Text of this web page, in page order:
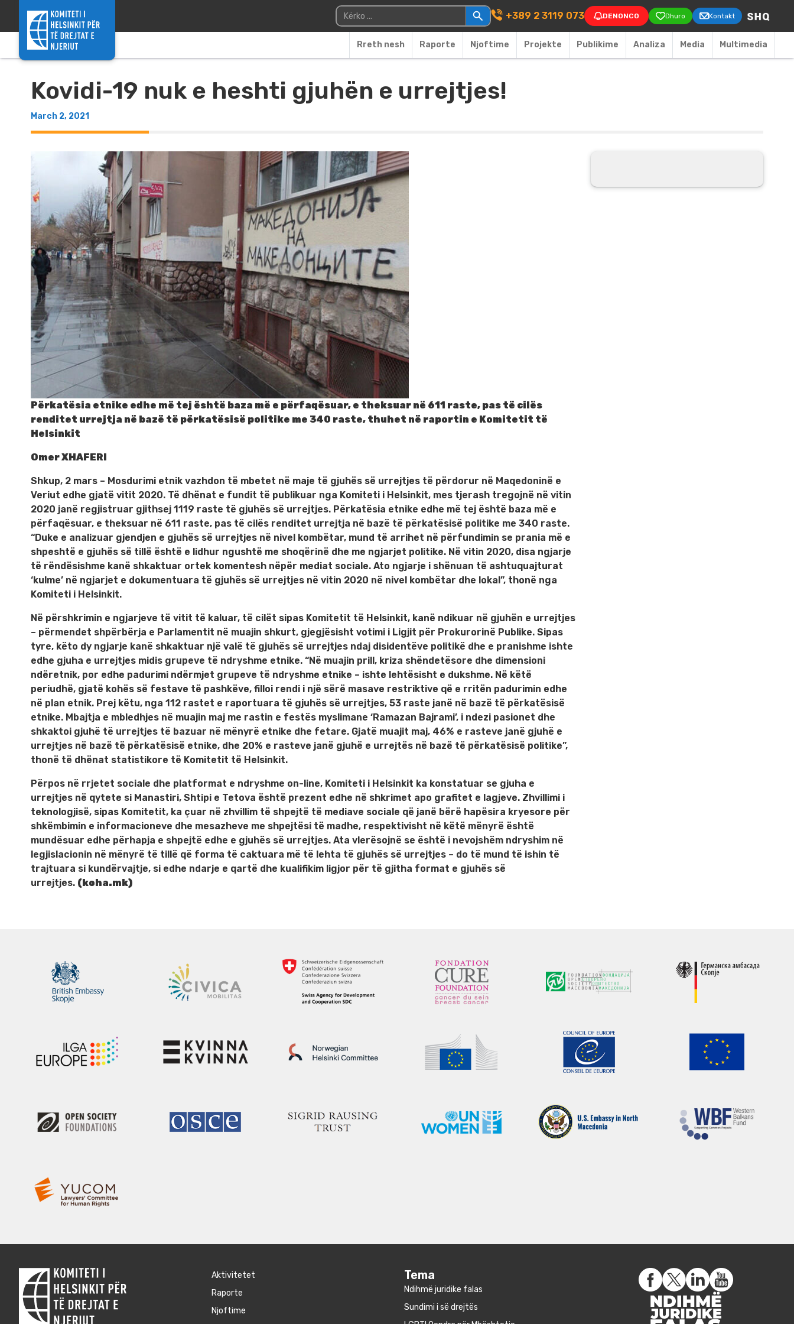
Main Navigation
Kërko për: +389 2 3119 073 DENONCO Dhuro Kontakt
Rreth nesh Raporte Njoftime Projekte Publikime Аnaliza Media Multimedia
Kovidi-19 nuk e heshti gjuhën e urrejtjes!
March 2, 2021
Përkatësia etnike edhe më tej është baza më e përfaqësuar, e theksuar në 611 raste, pas të cilës
renditet urrejtja në bazë të përkatësisë politike me 340 raste, thuhet në raportin e Komitetit të
Helsinkit
Omer XHAFERI
Shkup, 2 mars – Mosdurimi etnik vazhdon të mbetet në maje të gjuhës së urrejtjes të përdorur në Maqedoninë e
Veriut edhe gjatë vitit 2020. Të dhënat e fundit të publikuar nga Komiteti i Helsinkit, mes tjerash tregojnë në vitin
2020 janë regjistruar gjithsej 1119 raste të gjuhës së urrejtjes. Përkatësia etnike edhe më tej është baza më e
përfaqësuar, e theksuar në 611 raste, pas të cilës renditet urrejtja në bazë të përkatësisë politike me 340 raste.
“Duke e analizuar gjendjen e gjuhës së urrejtjes në nivel kombëtar, mund të arrihet në përfundimin se prania më e
shpeshtë e gjuhës së tillë është e lidhur ngushtë me shoqërinë dhe me ngjarjet politike. Në vitin 2020, disa ngjarje
të rëndësishme kanë shkaktuar ortek komentesh nëpër mediat sociale. Ato ngjarje i shënuan të ashtuquajturat
‘kulme’ në ngjarjet e dokumentuara të gjuhës së urrejtjes në vitin 2020 në nivel kombëtar dhe lokal”, thonë nga
Komiteti i Helsinkit.
Në përshkrimin e ngjarjeve të vitit të kaluar, të cilët sipas Komitetit të Helsinkit, kanë ndikuar në gjuhën e urrejtjes
– përmendet shpërbërja e Parlamentit në muajin shkurt, gjegjësisht votimi i Ligjit për Prokurorinë Publike. Sipas
tyre, këto dy ngjarje kanë shkaktuar një valë të gjuhës së urrejtjes ndaj disidentëve politikë dhe e pranishme ishte
edhe gjuha e urrejtjes midis grupeve të ndryshme etnike. “Në muajin prill, kriza shëndetësore dhe dimensioni
ndëretnik, por edhe padurimi ndërmjet grupeve të ndryshme etnike – ishte lehtësisht e dukshme. Në këtë
periudhë, gjatë kohës së festave të pashkëve, filloi rendi i një sërë masave restriktive që e rritën padurimin edhe
në plan etnik. Prej këtu, nga 112 rastet e raportuara të gjuhës së urrejtjes, 53 raste janë në bazë të përkatësisë
etnike. Mbajtja e mbledhjes në muajin maj me rastin e festës myslimane ‘Ramazan Bajrami’, i ndezi pasionet dhe
shkaktoi gjuhë të urrejtjes të bazuar në mënyrë etnike dhe fetare. Gjatë muajit maj, 46% e rasteve janë gjuhë e
urrejtjes në bazë të përkatësisë etnike, dhe 20% e rasteve janë gjuhë e urrejtës në bazë të përkatësisë politike”,
thonë të dhënat statistikore të Komitetit të Helsinkit.
Përpos në rrjetet sociale dhe platformat e ndryshme on-line, Komiteti i Helsinkit ka konstatuar se gjuha e
urrejtjes në qytete si Manastiri, Shtipi e Tetova është prezent edhe në shkrimet apo grafitet e lagjeve. Zhvillimi i
teknologjisë, sipas Komitetit, ka çuar në zhvillim të shpejtë të mediave sociale që janë bërë hapësira kryesore për
shkëmbimin e informacioneve dhe mesazheve me shpejtësi të madhe, respektivisht në këtë mënyrë është
mundësuar edhe përhapja e shpejtë edhe e gjuhës së urrejtjes. Ata vlerësojnë se është i nevojshëm ndryshim në
legjislacionin në mënyrë të tillë që forma të caktuara më të lehta të gjuhës së urrejtjes – do të mund të ishin të
trajtuara si kundërvajtje, si edhe ndarje e qartë dhe kualifikim ligjor për të gjitha format e gjuhës së
urrejtjes. (koha.mk)
Aktivitetet
Raporte
Njoftime
Tema
Ndihmë juridike falas
Sundimi i së drejtës